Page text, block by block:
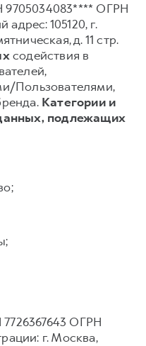
ОГРН
адрес: 105120, г.
д. 11 стр.
содействия в
Пользователями,
Категории и
подлежащих
ОГРН
г. Москва,